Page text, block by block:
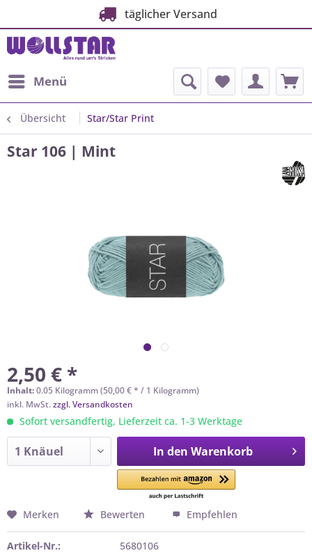
täglicher Versand
Menü
Übersicht Star/Star Print
Star 106 | Mint
2,50 € *
Inhalt:0.05 Kilogramm (50,00 € * / 1 Kilogramm)
inkl. MwSt.zzgl. Versandkosten
Sofort versandfertig, Lieferzeit ca. 1-3 Werktage
In den Warenkorb
Merken Bewerten Empfehlen
Artikel-Nr.:
5680106